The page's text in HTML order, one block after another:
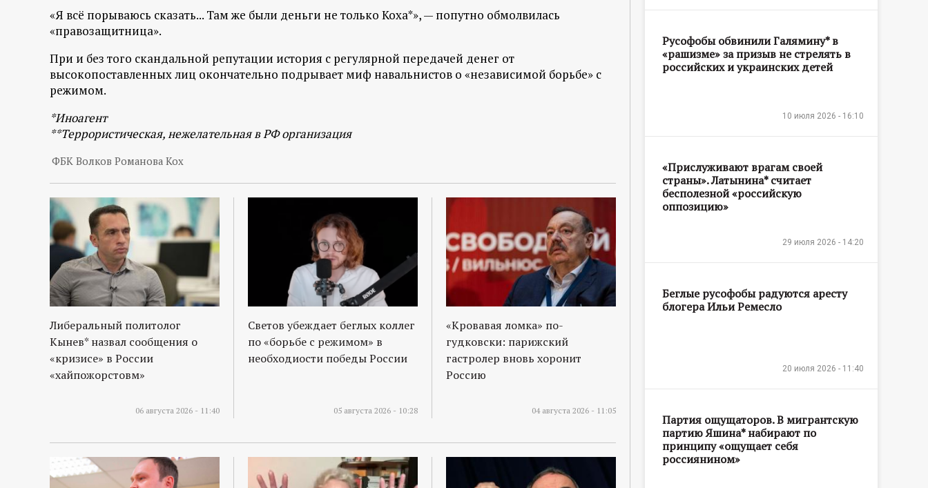
й
п
о
р
т
а
л
«Я всё порываюсь сказать... Там же были деньги не только Коха*», — попутно обмолвилась
«правозащитница».
При и без того скандальной репутации история с регулярной передачей денег от
высокопоставленных лиц окончательно подрывает миф навальнистов о «независимой борьбе» с
режимом.
*Иноагент
**Террористическая, нежелательная в РФ организация
ФБК Волков Романова Кох
Либеральный политолог
Кынев* назвал сообщения о
«кризисе» в России
«хайпожорстовм»
06 августа 2026 - 11:40
Светов убеждает беглых коллег
по «борьбе с режимом» в
необходиости победы России
05 августа 2026 - 10:28
«Кровавая ломка» по-
гудковски: парижский
гастролер вновь хоронит
Россию
04 августа 2026 - 11:05
Русофобы обвинили Галямину* в
«рашизме» за призыв не стрелять в
российских и украинских детей
10 июля 2026 - 16:10
«Прислуживают врагам своей
страны». Латынина* считает
бесполезной «российскую
оппозицию»
29 июля 2026 - 14:20
Беглые русофобы радуются аресту
блогера Ильи Ремесло
20 июля 2026 - 11:40
Партия ощущаторов. В мигрантскую
партию Яшина* набирают по
принципу «ощущает себя
россиянином»